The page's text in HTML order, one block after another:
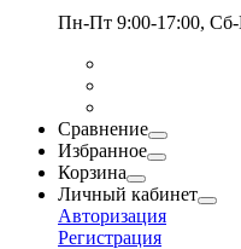
Пн-Пт 9:00-17:00,
Сравнение
Избранное
Корзина
Личный кабинет
Авторизация
Регистрация